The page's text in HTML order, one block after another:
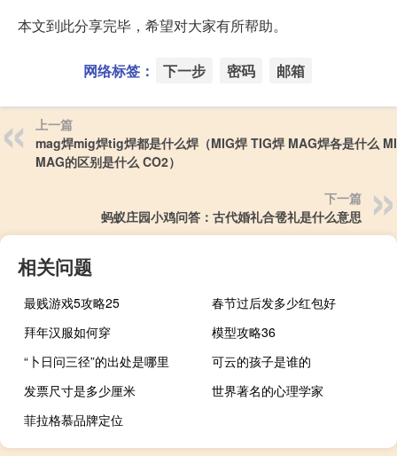
本文到此分享完毕，希望对大家有所帮助。
网络标签： 下一步 密码 邮箱
上一篇
mag焊mig焊tig焊都是什么焊（MIG焊 TIG焊 MAG焊各是什么
MAG的区别是什么 CO2）
下一篇
蚂蚁庄园小鸡问答：古代婚礼合卺礼是什么意思
相关问题
最贱游戏5攻略25
春节过后发多少红包好
拜年汉服如何穿
模型攻略36
“卜日问三径”的出处是哪里
可云的孩子是谁的
发票尺寸是多少厘米
世界著名的心理学家
菲拉格慕品牌定位